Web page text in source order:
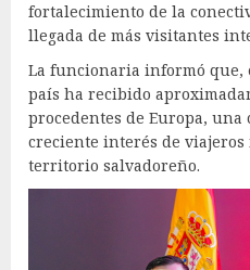
fortalecimiento de la
llegada de más visitantes
La funcionaria informó que,
país ha recibido
procedentes de Europa,
creciente interés de
territorio salvadoreño.